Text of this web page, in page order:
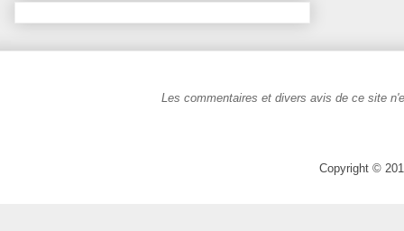
Les commentaires et divers avis de ce site
Copyright ©